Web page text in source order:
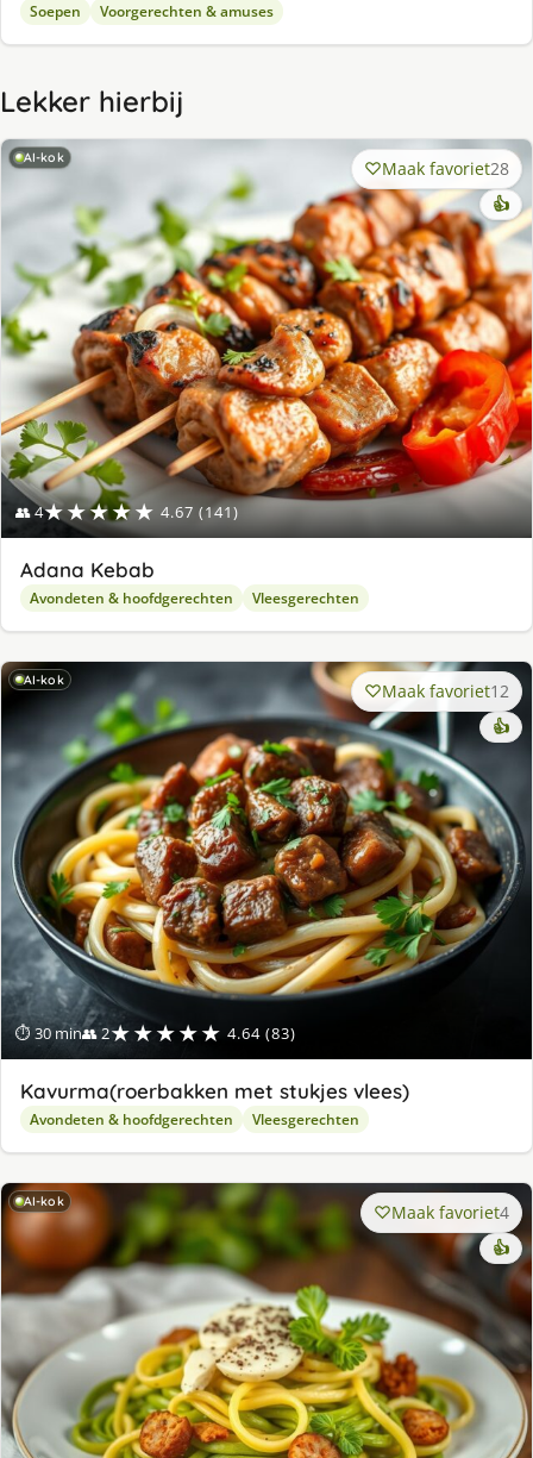
Soepen Voorgerechten & amuses
Lekker hierbij
AI-kok
👥 4★★★★★ 4.67 (141)
Maak favoriet28
👍
Adana Kebab
Avondeten & hoofdgerechten Vleesgerechten
AI-kok
⏱ 30 min👥 2★★★★★ 4.64 (83)
Maak favoriet12
👍
Kavurma(roerbakken met stukjes vlees)
Avondeten & hoofdgerechten Vleesgerechten
AI-kok Maak favoriet4
👍